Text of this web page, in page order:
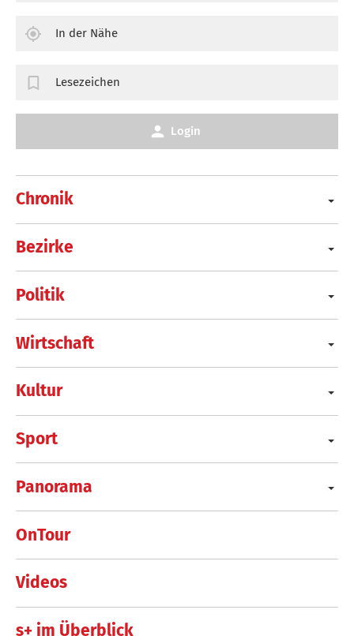
Chronik
Bezirke
Politik
Wirtschaft
Kultur
Sport
Panorama
OnTour
Videos
s+ im Überblick
In der Nähe
Lesezeichen
Login